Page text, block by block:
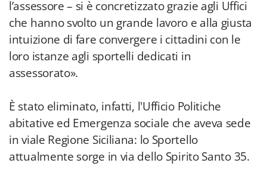
l’assessore – si è concretizzato grazie agli Uffici
che hanno svolto un grande lavoro e alla giusta
intuizione di fare convergere i cittadini con le
loro istanze agli sportelli dedicati in
assessorato».
È stato eliminato, infatti, l'Ufficio Politiche
abitative ed Emergenza sociale che aveva sede
in viale Regione Siciliana: lo Sportello
attualmente sorge in via dello Spirito Santo 35.